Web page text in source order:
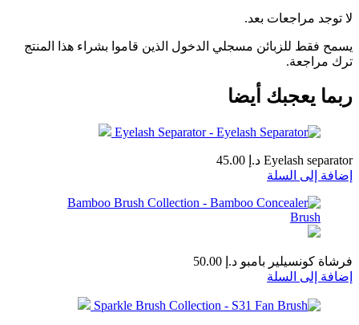
لا توجد مراجعات بعد.
يسمح فقط للزبائن مسجلي الدخول الذين قاموا بشراء هذا المنتج
ترك مراجعة.
ربما يعجبك أيضا
Eyelash separator د.إ
إضافة إلى السلة
فرشاة كونسيلير بامبو د.إ
إضافة إلى السلة